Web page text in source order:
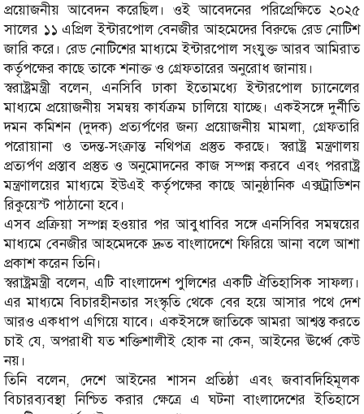
প্রয়োজনীয় আবেদন করেছিল। ওই আবেদনের পরিপ্রেক্ষিতে ২০২৫
সালের ১১ এপ্রিল ইন্টারপোল বেনজীর আহমেদের বিরুদ্ধে রেড নোটিশ
জারি করে। রেড নোটিশের মাধ্যমে ইন্টারপোল সংযুক্ত আরব আমিরাত
কর্তৃপক্ষের কাছে তাকে শনাক্ত ও গ্রেফতারের অনুরোধ জানায়।
স্বরাষ্ট্রমন্ত্রী বলেন, এনসিবি ঢাকা ইতোমধ্যে ইন্টারপোল চ্যানেলের
মাধ্যমে প্রয়োজনীয় সমন্বয় কার্যক্রম চালিয়ে যাচ্ছে। একইসঙ্গে দুর্নীতি
দমন কমিশন (দুদক) প্রত্যর্পণের জন্য প্রয়োজনীয় মামলা, গ্রেফতারি
পরোয়ানা ও তদন্ত-সংক্রান্ত নথিপত্র প্রস্তুত করছে। স্বরাষ্ট্র মন্ত্রণালয়
প্রত্যর্পণ প্রস্তাব প্রস্তুত ও অনুমোদনের কাজ সম্পন্ন করবে এবং পররাষ্ট্র
মন্ত্রণালয়ের মাধ্যমে ইউএই কর্তৃপক্ষের কাছে আনুষ্ঠানিক এক্সট্রাডিশন
রিকুয়েস্ট পাঠানো হবে।
এসব প্রক্রিয়া সম্পন্ন হওয়ার পর আবুধাবির সঙ্গে এনসিবির সমন্বয়ের
মাধ্যমে বেনজীর আহমেদকে দ্রুত বাংলাদেশে ফিরিয়ে আনা বলে আশা
প্রকাশ করেন তিনি।
স্বরাষ্ট্রমন্ত্রী বলেন, এটি বাংলাদেশ পুলিশের একটি ঐতিহাসিক সাফল্য।
এর মাধ্যমে বিচারহীনতার সংস্কৃতি থেকে বের হয়ে আসার পথে দেশ
আরও একধাপ এগিয়ে যাবে। একইসঙ্গে জাতিকে আমরা আশ্বস্ত করতে
চাই যে, অপরাধী যত শক্তিশালীই হোক না কেন, আইনের ঊর্ধ্বে কেউ
নয়।
তিনি বলেন, দেশে আইনের শাসন প্রতিষ্ঠা এবং জবাবদিহিমূলক
বিচারব্যবস্থা নিশ্চিত করার ক্ষেত্রে এ ঘটনা বাংলাদেশের ইতিহাসে